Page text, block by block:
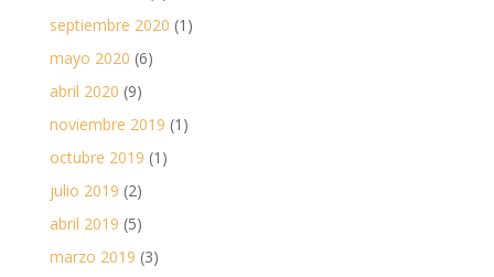
septiembre 2020 (1)
mayo 2020 (6)
abril 2020 (9)
noviembre 2019 (1)
octubre 2019 (1)
julio 2019 (2)
abril 2019 (5)
marzo 2019 (3)